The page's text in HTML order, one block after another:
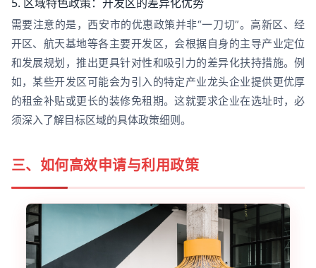
需要注意的是，西安市的优惠政策并非“一刀切”。高新区、经
开区、航天基地等各主要开发区，会根据自身的主导产业定位
和发展规划，推出更具针对性和吸引力的差异化扶持措施。例
如，某些开发区可能会为引入的特定产业龙头企业提供更优厚
的租金补贴或更长的装修免租期。这就要求企业在选址时，必
须深入了解目标区域的具体政策细则。
三、如何高效申请与利用政策